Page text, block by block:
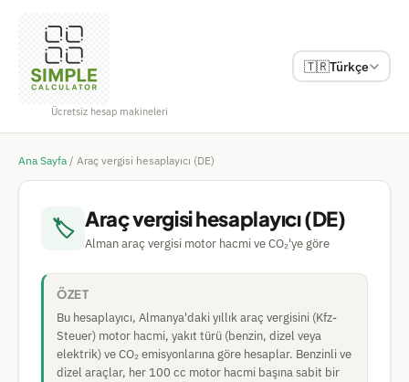
Ücretsiz hesap makineleri
🇹🇷Türkçe
Ana Sayfa / Araç vergisi hesaplayıcı (DE)
🏷 Araç vergisi hesaplayıcı (DE)
Alman araç vergisi motor hacmi ve CO₂'ye göre
ÖZET
Bu hesaplayıcı, Almanya'daki yıllık araç vergisini (Kfz-
Steuer) motor hacmi, yakıt türü (benzin, dizel veya
elektrik) ve CO₂ emisyonlarına göre hesaplar. Benzinli ve
dizel araçlar, her 100 cc motor hacmi başına sabit bir